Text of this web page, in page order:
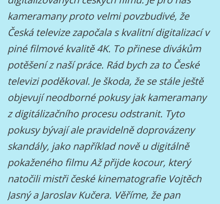
kameramany proto velmi povzbudivé, že
Česká televize započala s kvalitní digitalizací v
piné filmové kvalitě 4K. To přinese divákům
potěšení z naší práce. Rád bych za to České
televizi poděkoval. Je škoda, že se stále ještě
objevují neodborné pokusy jak kameramany
z digitálizačního procesu odstranit. Tyto
pokusy bývají ale pravidelně doprovázeny
skandály, jako například nově u digitálně
pokaženého filmu Až přijde kocour, který
natočili mistři české kinematografie Vojtěch
Jasný a Jaroslav Kučera. Věříme, že pan